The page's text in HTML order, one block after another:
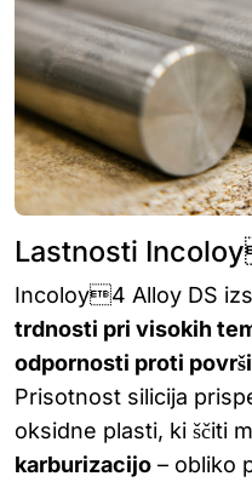
Lastnosti
Incoloy4 Alloy DS
trdnosti pri visokih
odpornosti proti
Prisotnost silicija
oksidne plasti, ki ščiti
karburizacijo – obliko